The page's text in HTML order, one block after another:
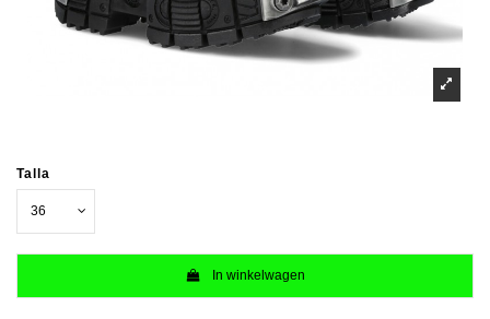
Talla
In winkelwagen